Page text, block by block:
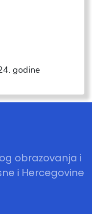
. godine
obrazovanja i
i Hercegovine